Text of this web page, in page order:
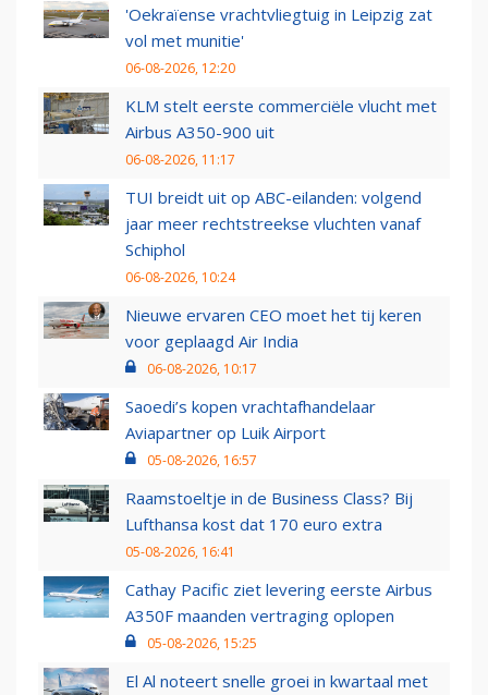
'Oekraïense vrachtvliegtuig in Leipzig zat
vol met munitie'
06-08-2026, 12:20
KLM stelt eerste commerciële vlucht met
Airbus A350-900 uit
06-08-2026, 11:17
TUI breidt uit op ABC-eilanden: volgend
jaar meer rechtstreekse vluchten vanaf
Schiphol
06-08-2026, 10:24
Nieuwe ervaren CEO moet het tij keren
voor geplaagd Air India
06-08-2026, 10:17
Saoedi’s kopen vrachtafhandelaar
Aviapartner op Luik Airport
05-08-2026, 16:57
Raamstoeltje in de Business Class? Bij
Lufthansa kost dat 170 euro extra
05-08-2026, 16:41
Cathay Pacific ziet levering eerste Airbus
A350F maanden vertraging oplopen
05-08-2026, 15:25
El Al noteert snelle groei in kwartaal met